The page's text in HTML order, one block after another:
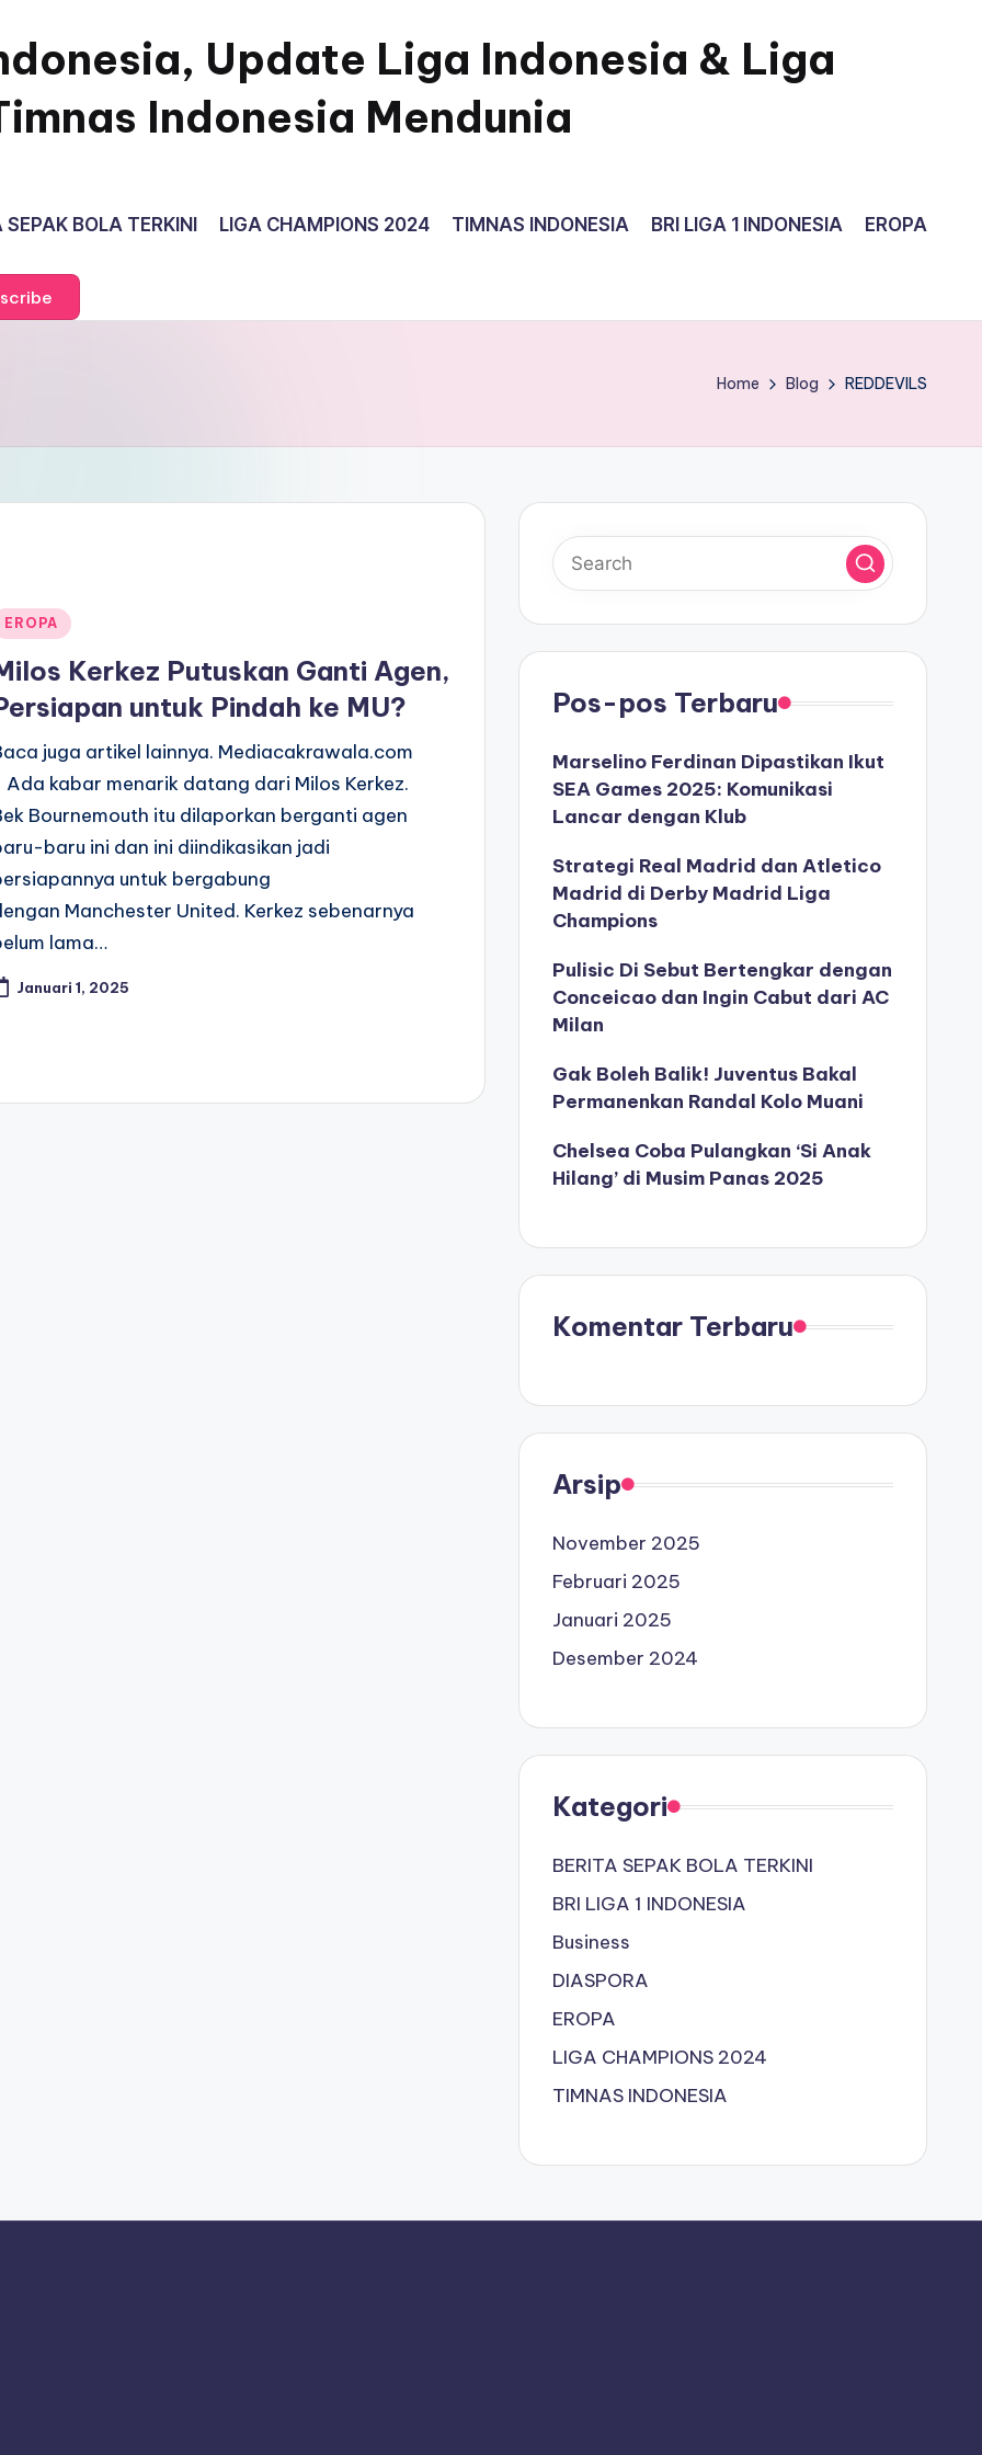
Update Liga Indonesia & Liga
Indonesia Mendunia
SEPAK BOLA TERKINI LIGA CHAMPIONS 2024 TIMNAS INDONESIA BRI LIGA 1 INDONESIA EROPA
Home Blog REDDEVILS
EROPA
Kerkez Putuskan Ganti Agen,
untuk Pindah ke MU?
juga artikel lainnya. Mediacakrawala.com
kabar menarik datang dari Milos Kerkez.
Bournemouth itu dilaporkan berganti agen
baru ini dan ini diindikasikan jadi
untuk bergabung
Manchester United. Kerkez sebenarnya
lama…
Januari 1, 2025
Pos-pos Terbaru
Marselino Ferdinan Dipastikan Ikut
SEA Games 2025: Komunikasi
Lancar dengan Klub
Strategi Real Madrid dan Atletico
Madrid di Derby Madrid Liga
Champions
Pulisic Di Sebut Bertengkar dengan
Conceicao dan Ingin Cabut dari AC
Milan
Gak Boleh Balik! Juventus Bakal
Permanenkan Randal Kolo Muani
Chelsea Coba Pulangkan ‘Si Anak
Hilang’ di Musim Panas 2025
Komentar Terbaru
Arsip
November 2025
Februari 2025
Januari 2025
Desember 2024
Kategori
BERITA SEPAK BOLA TERKINI
BRI LIGA 1 INDONESIA
Business
DIASPORA
EROPA
LIGA CHAMPIONS 2024
TIMNAS INDONESIA